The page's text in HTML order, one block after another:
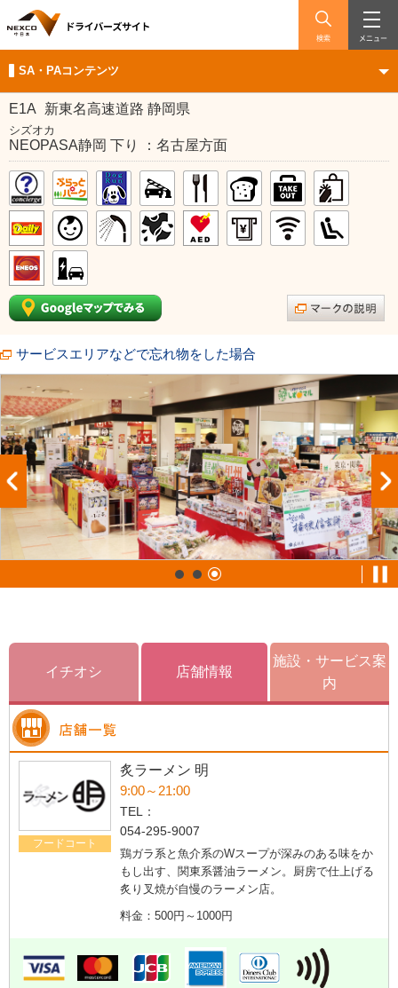
検索 メニュー
SA・PAコンテンツ
E1A 新東名高速道路 静岡県
シズオカ
NEOPASA静岡 下り ：名古屋方面
サービスエリアなどで忘れ物をした場合
イチオシ 店舗情報
施設・サービス案
内
フードコート
炙ラーメン 明
9:00～21:00
TEL：
054-295-9007
鶏ガラ系と魚介系のWスープが深みのある味をか
もし出す、関東系醤油ラーメン。厨房で仕上げる
炙り叉焼が自慢のラーメン店。
料金：500円～1000円